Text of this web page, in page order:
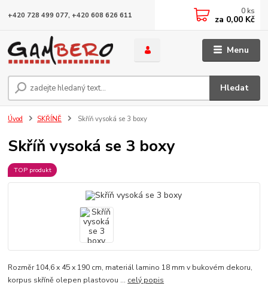
Menu
Hledat
+420 728 499 077, +420 608 626 611 0 ks
za 0,00 Kč
Úvod SKŘÍNĚ Skříň vysoká se 3 boxy
Skříň vysoká se 3 boxy
TOP produkt
Rozměr 104,6 x 45 x 190 cm, materiál lamino 18 mm v bukovém dekoru,
korpus skříně olepen plastovou ... celý popis